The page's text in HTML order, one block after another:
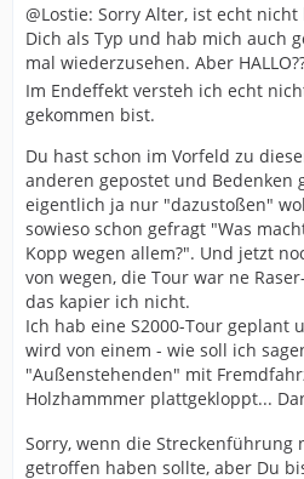
@Lostie: Sorry Alter, ist echt
Dich als Typ und hab mich auch
mal wiederzusehen. Aber
Im Endeffekt versteh ich echt
gekommen bist.
Du hast schon im Vorfeld zu
anderen gepostet und Bedenken
eigentlich ja nur "dazustoßen"
sowieso schon gefragt "Was
Kopp wegen allem?". Und jetzt
von wegen, die Tour war ne
das kapier ich nicht.
Ich hab eine S2000-Tour geplant
wird von einem - wie soll ich
"Außenstehenden" mit
Holzhammmer plattgekloppt...
Sorry, wenn die Streckenführung
getroffen haben sollte, aber Du